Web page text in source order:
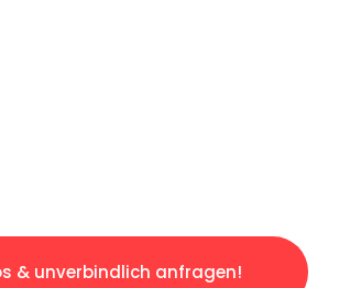
& unverbindlich anfragen!